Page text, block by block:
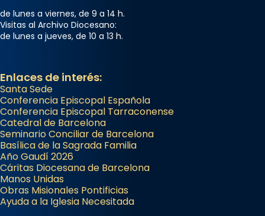
de lunes a viernes, de 9 a 14 h.
Visitas al Archivo Diocesano:
de lunes a jueves, de 10 a 13 h.
Enlaces de interés:
Santa Sede
Conferencia Episcopal Española
Conferencia Episcopal Tarraconense
Catedral de Barcelona
Seminario Conciliar de Barcelona
Basílica de la Sagrada Familia
Año Gaudí 2026
Cáritas Diocesana de Barcelona
Manos Unidas
Obras Misionales Pontificias
Ayuda a la Iglesia Necesitada